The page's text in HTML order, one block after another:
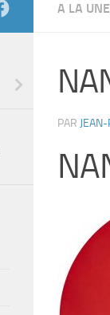
A LA UNE
PAR